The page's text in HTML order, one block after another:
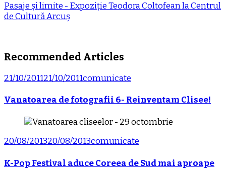
Pasaje și limite - Expoziție Teodora Coltofean la Centrul
de Cultură Arcuș
Recommended Articles
21/10/201121/10/2011comunicate
Vanatoarea de fotografii 6- Reinventam Clisee!
20/08/201320/08/2013comunicate
K-Pop Festival aduce Coreea de Sud mai aproape